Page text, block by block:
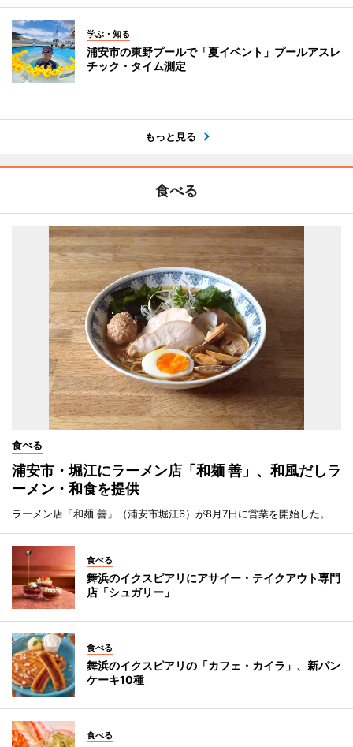
学ぶ・知る
浦安市の東野プールで「夏イベント」プールアスレ
チック・タイム測定
もっと見る
食べる
食べる
浦安市・堀江にラーメン店「和麺 善」、和風だしラ
ーメン・和食を提供
ラーメン店「和麺 善」（浦安市堀江6）が8月7日に営業を開始した。
食べる
舞浜のイクスピアリにアサイー・テイクアウト専門
店「シュガリー」
食べる
舞浜のイクスピアリの「カフェ・カイラ」、新パン
ケーキ10種
食べる